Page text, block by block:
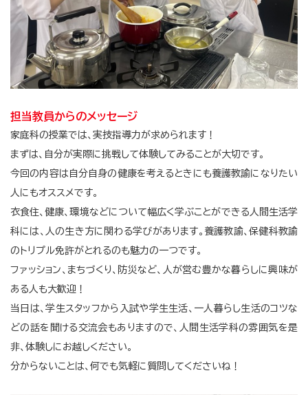
担当教員からのメッセージ
家庭科の授業では、実技指導力が求められます！
まずは、自分が実際に挑戦して体験してみることが大切です。
今回の内容は自分自身の健康を考えるときにも養護教諭になりたい
人にもオススメです。
衣食住、健康、環境などについて幅広く学ぶことができる人間生活学
科には、人の生き方に関わる学びがあります。養護教諭、保健科教諭
のトリプル免許がとれるのも魅力の一つです。
ファッション、まちづくり、防災など、人が営む豊かな暮らしに興味が
ある人も大歓迎！
当日は、学生スタッフから入試や学生生活、一人暮らし生活のコツな
どの話を聞ける交流会もありますので、人間生活学科の雰囲気を是
非、体験しにお越しください。
分からないことは、何でも気軽に質問してくださいね！